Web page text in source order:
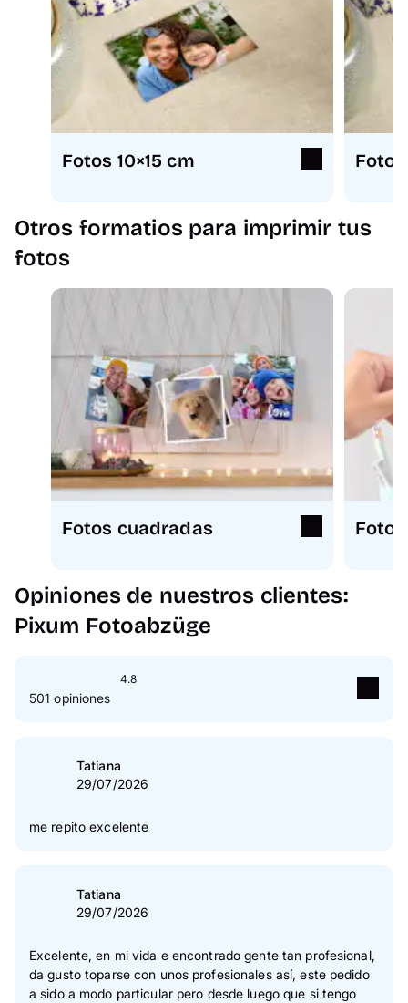
Fotos 10×15 cm Fotos
Otros formatios para imprimir tus
fotos
Fotos cuadradas
Opiniones de nuestros clientes:
Pixum Fotoabzüge
4.8
501 opiniones
Estrella(s)
Estrella(s)
Estrella(s)
Tatiana
29/07/2026
me repito excelente
Tatiana
29/07/2026
Excelente, en mi vida e encontrado gente tan profesional,
da gusto toparse con unos profesionales así, este pedido
a sido a modo particular pero desde luego que si tengo